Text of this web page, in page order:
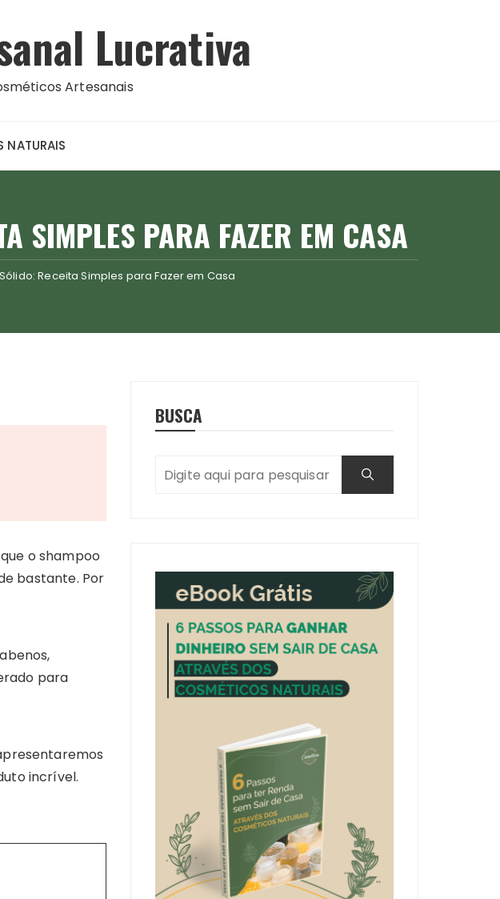
Lucrativa
Artesanais
NATURAIS
SIMPLES PARA FAZER EM CASA
Receita Simples para Fazer em Casa
o shampoo
bastante. Por
para
incrível.
BUSCA